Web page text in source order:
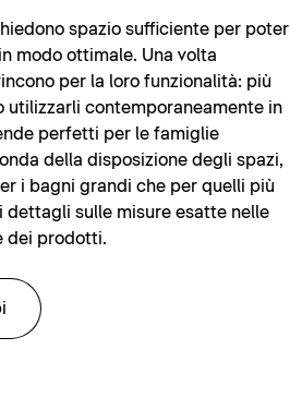
spazio sufficiente per poter
modo ottimale. Una volta
per la loro funzionalità: più
utilizzarli contemporaneamente in
perfetti per le famiglie
della disposizione degli spazi,
i bagni grandi che per quelli più
dettagli sulle misure esatte nelle
dei prodotti.